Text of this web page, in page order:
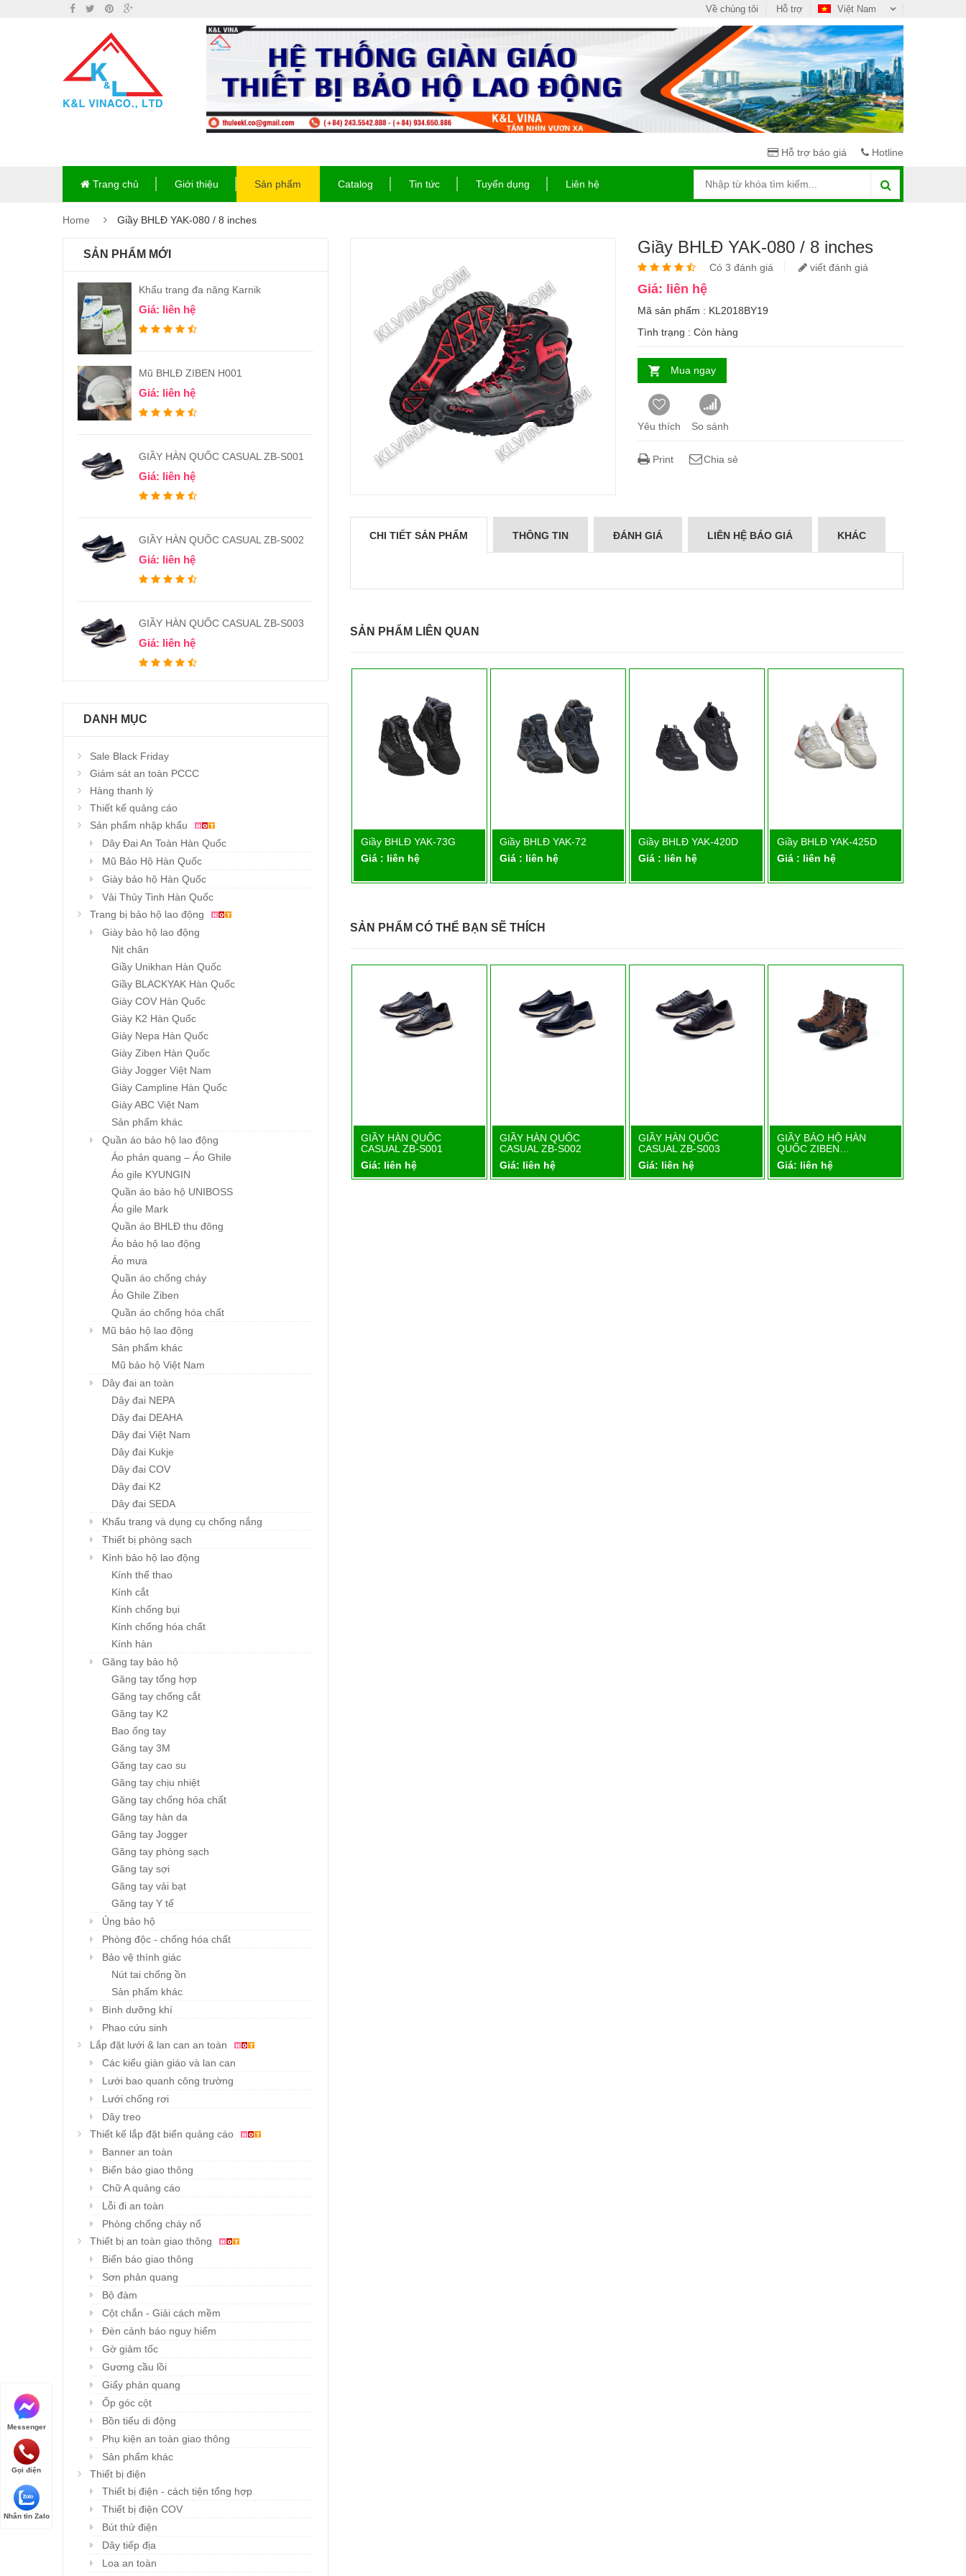
Việt Nam
Về chúng tôi Hỗ trợ
Hỗ trợ báo giá Hotline
Trang chủ Giới thiệu Sản phẩm Catalog Tin tức Tuyển dụng Liên hệ
Home Giầy BHLĐ YAK-080 / 8 inches
SẢN PHẨM MỚI
Khẩu trang đa năng Karnik
Giá: liên hệ
Mũ BHLĐ ZIBEN H001
Giá: liên hệ
GIẦY HÀN QUỐC CASUAL ZB-S001
Giá: liên hệ
GIẦY HÀN QUỐC CASUAL ZB-S002
Giá: liên hệ
GIẦY HÀN QUỐC CASUAL ZB-S003
Giá: liên hệ
DANH MỤC
Sale Black Friday
Giám sát an toàn PCCC
Hàng thanh lý
Thiết kế quảng cáo
Sản phẩm nhập khẩu
Dây Đai An Toàn Hàn Quốc
Mũ Bảo Hộ Hàn Quốc
Giày bảo hộ Hàn Quốc
Vải Thủy Tinh Hàn Quốc
Trang bị bảo hộ lao động
Giày bảo hộ lao động
Nịt chân
Giầy Unikhan Hàn Quốc
Giầy BLACKYAK Hàn Quốc
Giày COV Hàn Quốc
Giày K2 Hàn Quốc
Giày Nepa Hàn Quốc
Giày Ziben Hàn Quốc
Giày Jogger Việt Nam
Giày Campline Hàn Quốc
Giày ABC Việt Nam
Sản phẩm khác
Quần áo bảo hộ lao động
Áo phản quang – Áo Ghile
Áo gile KYUNGIN
Quần áo bảo hộ UNIBOSS
Áo gile Mark
Quần áo BHLĐ thu đông
Áo bảo hộ lao động
Áo mưa
Quần áo chống cháy
Áo Ghile Ziben
Quần áo chống hóa chất
Mũ bảo hộ lao động
Sản phẩm khác
Mũ bảo hộ Việt Nam
Dây đai an toàn
Dây đai NEPA
Dây đai DEAHA
Dây đai Việt Nam
Dây đai Kukje
Dây đai COV
Dây đai K2
Dây đai SEDA
Khẩu trang và dụng cụ chống nắng
Thiết bị phòng sạch
Kính bảo hộ lao động
Kính thể thao
Kính cắt
Kính chống bụi
Kính chống hóa chất
Kính hàn
Găng tay bảo hộ
Găng tay tổng hợp
Găng tay chống cắt
Găng tay K2
Bao ống tay
Găng tay 3M
Găng tay cao su
Găng tay chịu nhiệt
Găng tay chống hóa chất
Găng tay hàn da
Găng tay Jogger
Găng tay phòng sạch
Găng tay sợi
Găng tay vải bạt
Găng tay Y tế
Ủng bảo hộ
Phòng độc - chống hóa chất
Bảo vệ thính giác
Nút tai chống ồn
Sản phẩm khác
Bình dưỡng khí
Phao cứu sinh
Lắp đặt lưới & lan can an toàn
Các kiểu giàn giáo và lan can
Lưới bao quanh công trường
Lưới chống rơi
Dây treo
Thiết kế lắp đặt biển quảng cáo
Banner an toàn
Biển báo giao thông
Chữ A quảng cáo
Lỗi đi an toàn
Phòng chống cháy nổ
Thiết bị an toàn giao thông
Biển báo giao thông
Sơn phản quang
Bộ đàm
Cột chắn - Giải cách mềm
Đèn cảnh báo nguy hiểm
Gờ giảm tốc
Gương cầu lồi
Giấy phản quang
Ốp góc cột
Bồn tiểu di động
Phụ kiện an toàn giao thông
Sản phẩm khác
Thiết bị điện
Thiết bị điện - cách tiện tổng hợp
Thiết bị điện COV
Bút thử điện
Dây tiếp địa
Loa an toàn
Giầy BHLĐ YAK-080 / 8 inches
Có 3 đánh giá viết đánh giá
Giá: liên hệ
Mã sản phẩm : KL2018BY19
Tình trạng : Còn hàng
Mua ngay
Yêu thích So sánh
Print Chia sẻ
CHI TIẾT SẢN PHẨM THÔNG TIN ĐÁNH GIÁ LIÊN HỆ BÁO GIÁ KHÁC
SẢN PHẨM LIÊN QUAN
Chi tiết
Giầy BHLĐ YAK-010
Giá : liên hệ
Giầy BHLĐ YAK-74D
Chi tiết
Giầy BHLĐ YAK-73G
Giá : liên hệ
Chi tiết
Giầy BHLĐ YAK-72
Giá : liên hệ
Chi tiết
Giầy BHLĐ YAK-420D
Giá : liên hệ
Chi tiết
Giầy BHLĐ YAK-425D
Giá : liên hệ
SẢN PHẨM CÓ THỂ BẠN SẼ THÍCH
Chi tiết
Khẩu trang đa năng
Karnik
Giá: liên hệ
Giá: liên hệ
Chi tiết
GIẦY HÀN QUỐC
CASUAL ZB-S001
Giá: liên hệ
Chi tiết
GIẦY HÀN QUỐC
CASUAL ZB-S002
Giá: liên hệ
Chi tiết
GIẦY HÀN QUỐC
CASUAL ZB-S003
Giá: liên hệ
Chi tiết
GIẦY BẢO HỘ HÀN
QUỐC ZIBEN…
Giá: liên hệ
Messenger
Gọi điện
Nhắn tin Zalo